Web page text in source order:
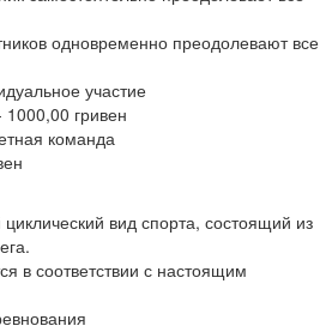
одновременно преодолевают все
участие
гривен
команда
вид спорта, состоящий из
в соответствии с настоящим